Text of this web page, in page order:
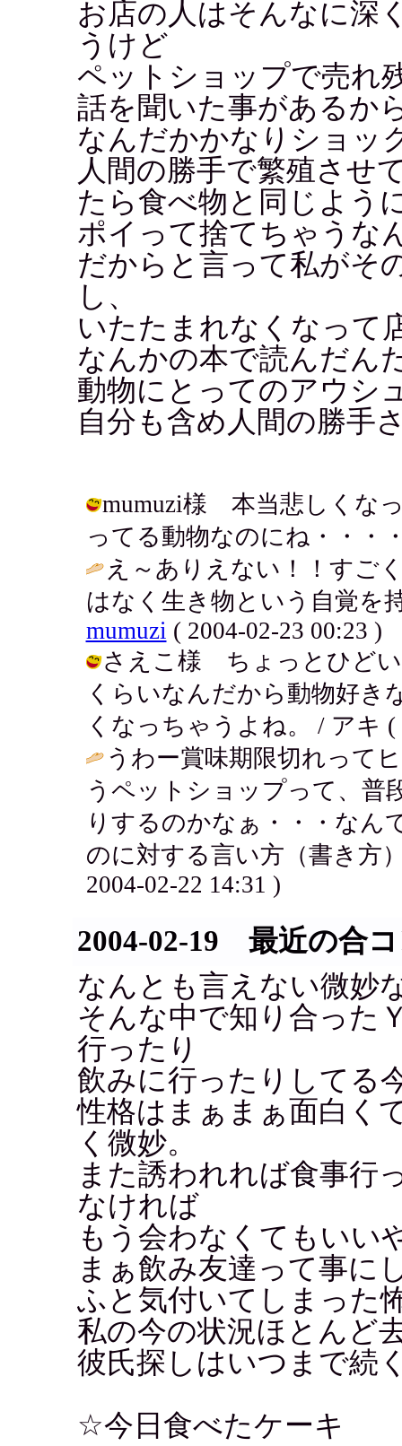
お店の人はそんなに深
うけど
ペットショップで売れ
話を聞いた事があるか
なんだかかなりショッ
人間の勝手で繁殖させ
たら食べ物と同じよう
ポイって捨てちゃうな
だからと言って私がそ
し、
いたたまれなくなって
なんかの本で読んだん
動物にとってのアウシ
自分も含め人間の勝手
mumuzi様 本当悲しくな
ってる動物なのにね・・・
え～ありえない！！すご
はなく生き物という自覚を
mumuzi ( 2004-02-23 00:23 )
さえこ様 ちょっとひど
くらいなんだから動物好き
くなっちゃうよね。 / アキ (
うわー賞味期限切れって
うペットショップって、普
りするのかなぁ・・・なん
のに対する言い方（書き方
2004-02-22 14:31 )
2004-02-19 最近の合
なんとも言えない微妙
そんな中で知り合った
行ったり
飲みに行ったりしてる
性格はまぁまぁ面白く
く微妙。
また誘われれば食事行
なければ
もう会わなくてもいい
まぁ飲み友達って事に
ふと気付いてしまった
私の今の状況ほとんど
彼氏探しはいつまで続
☆今日食べたケーキ